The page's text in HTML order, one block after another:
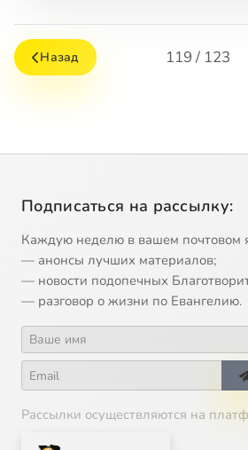
Назад 119 / 123
Подписаться на рассылку:
Каждую неделю в вашем почтовом
— анонсы лучших материалов;
— новости подопечных
— разговор о жизни по Евангелию.
Рассылки осуществляются на